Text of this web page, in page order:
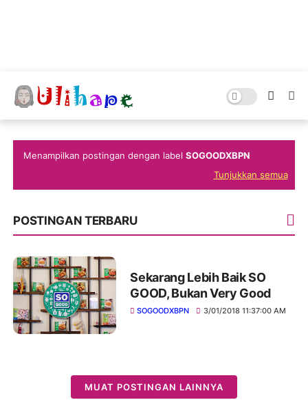
Menampilkan postingan dengan labelSOGOODXBPN
Tunjukkan semua
POSTINGAN TERBARU
Sekarang Lebih Baik SO
GOOD, Bukan Very Good
SOGOODXBPN 3/01/2018 11:37:00 AM
MUAT POSTINGAN LAINNYA